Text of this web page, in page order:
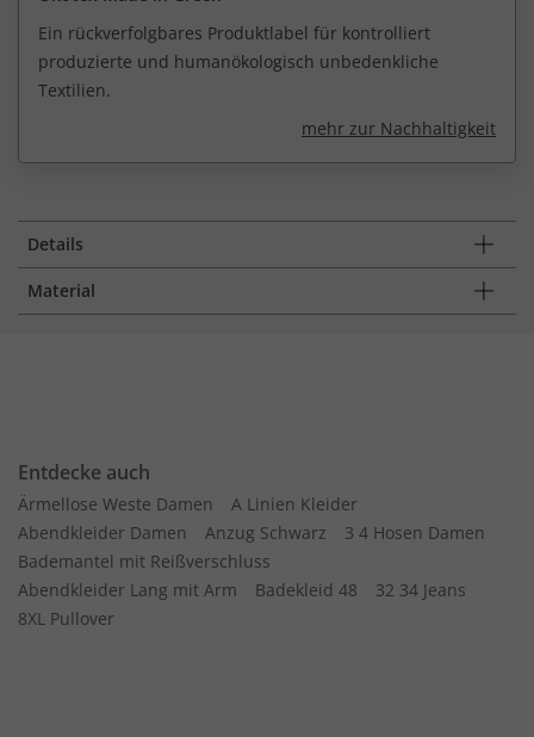
Ein rückverfolgbares Produktlabel für kontrolliert
produzierte und humanökologisch unbedenkliche
Textilien.
mehr zur Nachhaltigkeit
Details
Material
Entdecke auch
Ärmellose Weste Damen
A Linien Kleider
Abendkleider Damen
Anzug Schwarz
3 4 Hosen Damen
Bademantel mit Reißverschluss
Abendkleider Lang mit Arm
Badekleid 48
32 34 Jeans
8XL Pullover